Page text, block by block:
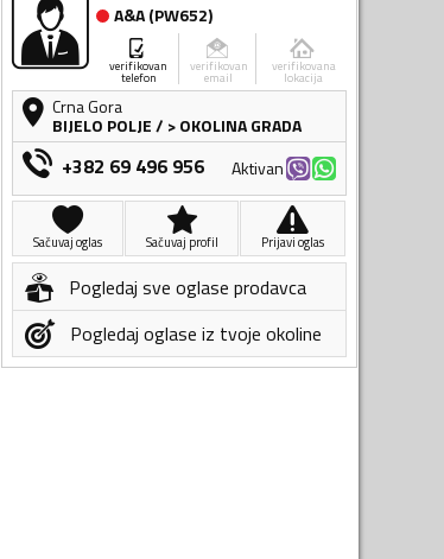
A&A(PW652)
verifikovan
telefon
verifikovan
email
verifikovana
lokacija
Crna Gora
BIJELO POLJE/ > OKOLINA GRADA
+382 69 496 956 Aktivan
Sačuvaj oglas Sačuvaj profil Prijavi oglas
Pogledaj sve oglase prodavca
Pogledaj oglase iz tvoje okoline